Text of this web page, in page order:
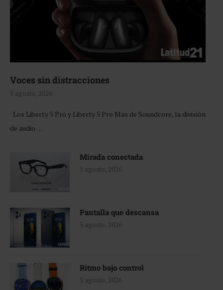
Voces sin distracciones
5 agosto, 2026
Los Liberty 5 Pro y Liberty 5 Pro Max de Soundcore, la división
de audio …
Mirada conectada
5 agosto, 2026
Pantalla que descansa
5 agosto, 2026
Ritmo bajo control
5 agosto, 2026